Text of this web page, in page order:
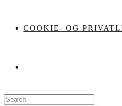
COOKIE- OG
Search